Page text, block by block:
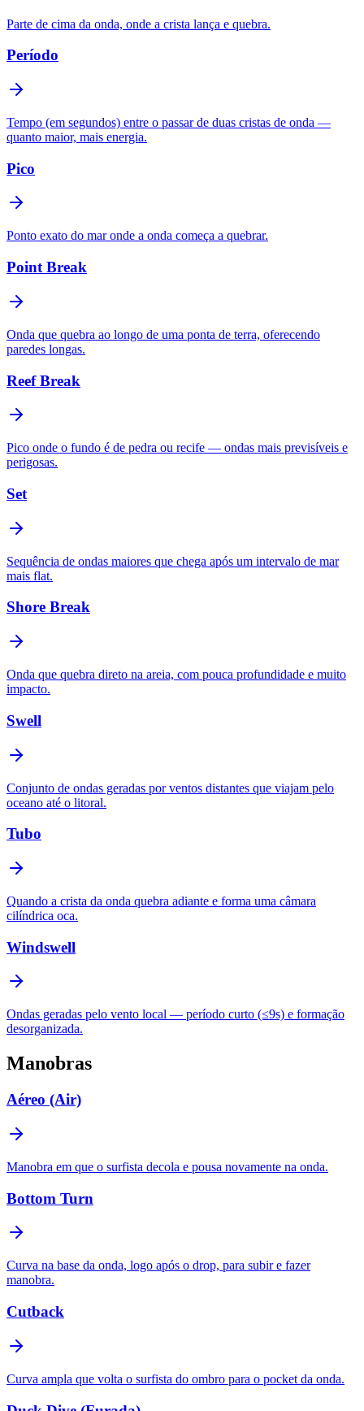
Parte de cima da onda, onde a crista lança e quebra.
Período
Tempo (em segundos) entre o passar de duas cristas de onda —
quanto maior, mais energia.
Pico
Ponto exato do mar onde a onda começa a quebrar.
Point Break
Onda que quebra ao longo de uma ponta de terra, oferecendo
paredes longas.
Reef Break
Pico onde o fundo é de pedra ou recife — ondas mais previsíveis e
perigosas.
Set
Sequência de ondas maiores que chega após um intervalo de mar
mais flat.
Shore Break
Onda que quebra direto na areia, com pouca profundidade e muito
impacto.
Swell
Conjunto de ondas geradas por ventos distantes que viajam pelo
oceano até o litoral.
Tubo
Quando a crista da onda quebra adiante e forma uma câmara
cilíndrica oca.
Windswell
Ondas geradas pelo vento local — período curto (≤9s) e formação
desorganizada.
Manobras
Aéreo (Air)
Manobra em que o surfista decola e pousa novamente na onda.
Bottom Turn
Curva na base da onda, logo após o drop, para subir e fazer
manobra.
Cutback
Curva ampla que volta o surfista do ombro para o pocket da onda.